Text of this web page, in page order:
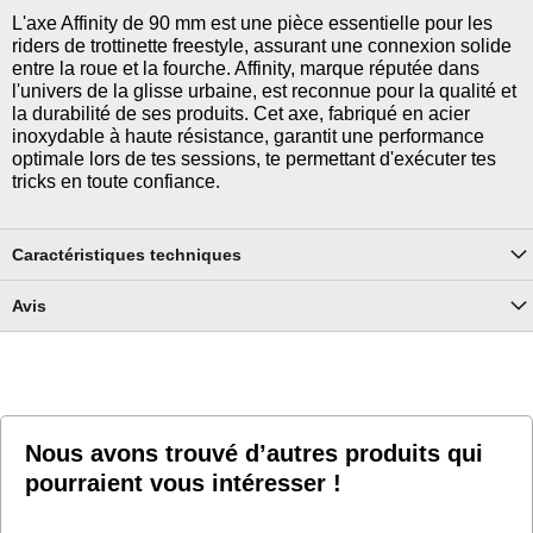
L'axe Affinity de 90 mm est une pièce essentielle pour les
riders de trottinette freestyle, assurant une connexion solide
entre la roue et la fourche. Affinity, marque réputée dans
l'univers de la glisse urbaine, est reconnue pour la qualité et
la durabilité de ses produits. Cet axe, fabriqué en acier
inoxydable à haute résistance, garantit une performance
optimale lors de tes sessions, te permettant d'exécuter tes
tricks en toute confiance.
Caractéristiques techniques
Avis
Nous avons trouvé d’autres produits qui
pourraient vous intéresser !